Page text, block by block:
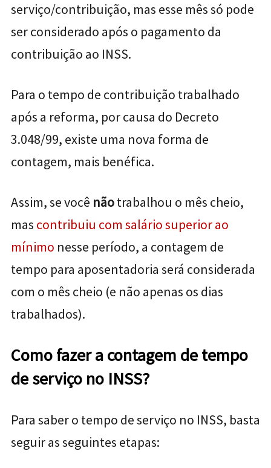
serviço/contribuição, mas esse mês só pode
ser considerado após o pagamento da
contribuição ao INSS.
Para o tempo de contribuição trabalhado
após a reforma, por causa do Decreto
3.048/99, existe uma nova forma de
contagem, mais benéfica.
Assim, se você nãotrabalhou o mês cheio,
mas contribuiu com salário superior ao
mínimo nesse período, a contagem de
tempo para aposentadoria será considerada
com o mês cheio (e não apenas os dias
trabalhados).
Como fazer a contagem de tempo
de serviço no INSS?
Para saber o tempo de serviço no INSS, basta
seguir as seguintes etapas: